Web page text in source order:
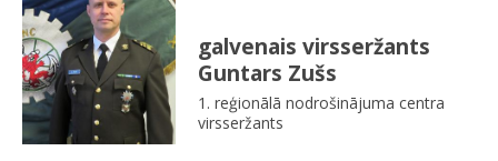
galvenais virsseržants
Guntars Zušs
1. reģionālā nodrošinājuma centra
virsseržants